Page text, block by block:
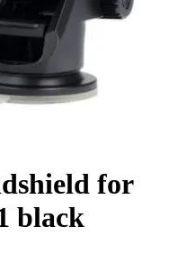
for
black